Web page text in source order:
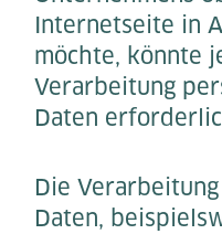
Internetseite in
möchte, könnte
Verarbeitung
Daten
Die
Daten,